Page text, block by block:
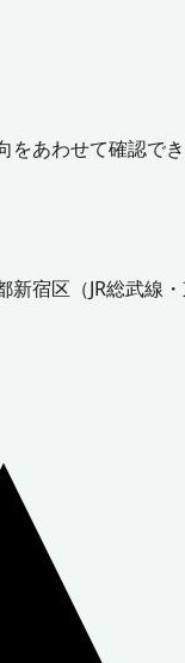
あわせて確認でき
新宿区 （JR総武線